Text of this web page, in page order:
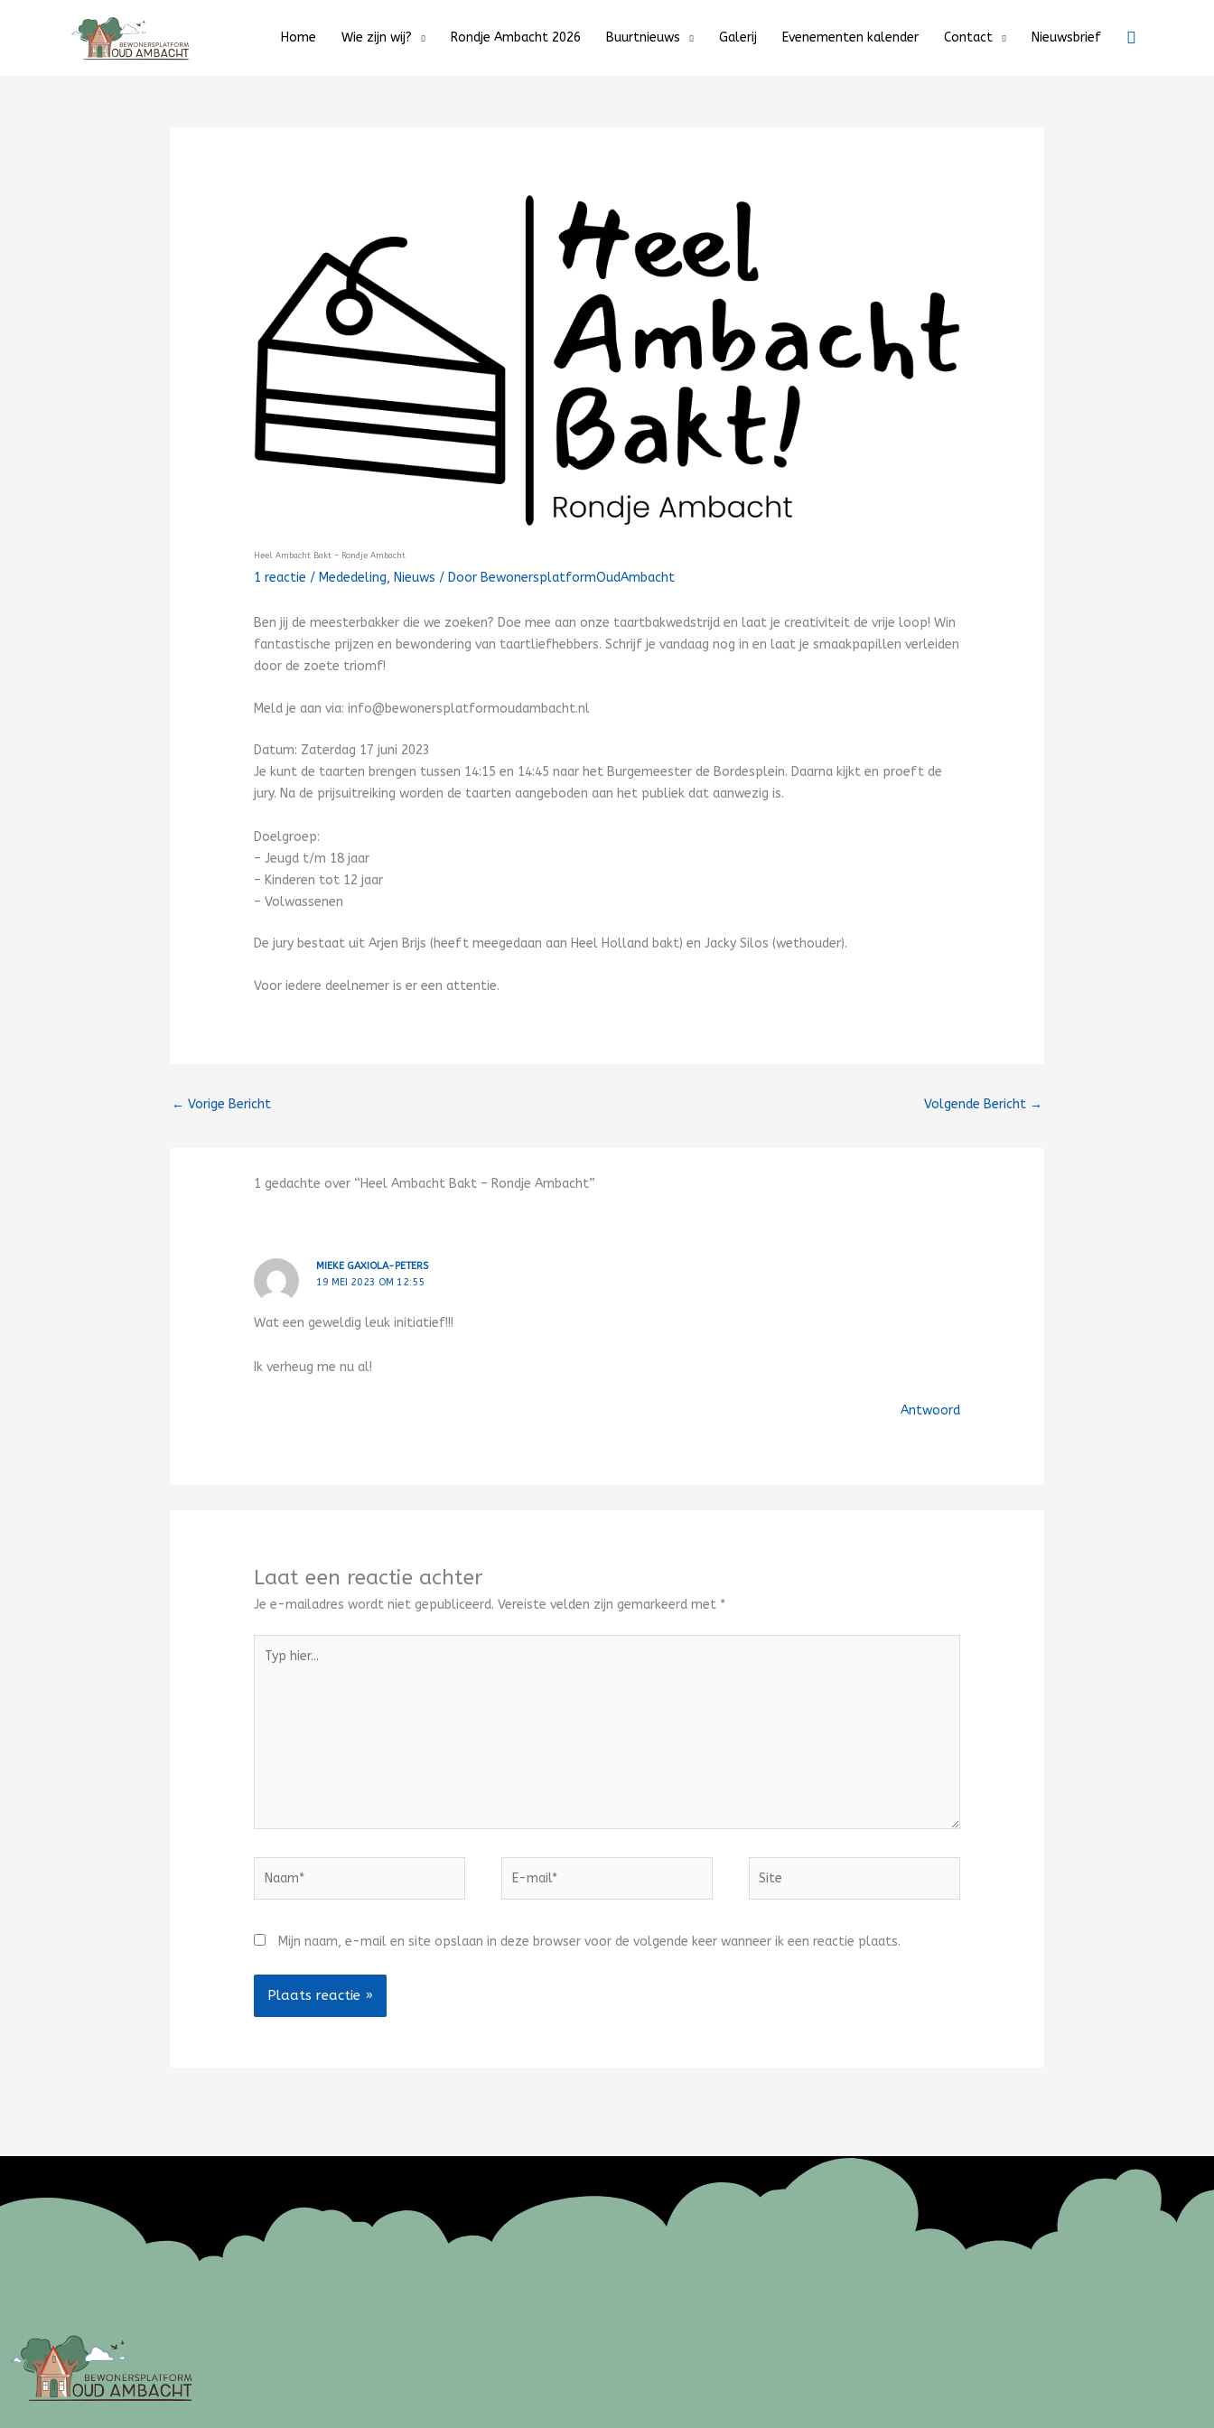
Home Wie zijn wij? Rondje Ambacht 2026 Buurtnieuws Galerij Evenementen kalender Contact Nieuwsbrief Zoeken
Heel Ambacht Bakt – Rondje Ambacht
1 reactie / Mededeling, Nieuws / Door BewonersplatformOudAmbacht
Ben jij de meesterbakker die we zoeken? Doe mee aan onze taartbakwedstrijd en laat je creativiteit de vrije loop! Win
fantastische prijzen en bewondering van taartliefhebbers. Schrijf je vandaag nog in en laat je smaakpapillen verleiden
door de zoete triomf!
Meld je aan via: info@bewonersplatformoudambacht.nl
Datum: Zaterdag 17 juni 2023
Je kunt de taarten brengen tussen 14:15 en 14:45 naar het Burgemeester de Bordesplein. Daarna kijkt en proeft de
jury. Na de prijsuitreiking worden de taarten aangeboden aan het publiek dat aanwezig is.
Doelgroep:
– Jeugd t/m 18 jaar
– Kinderen tot 12 jaar
– Volwassenen
De jury bestaat uit Arjen Brijs (heeft meegedaan aan Heel Holland bakt) en Jacky Silos (wethouder).
Voor iedere deelnemer is er een attentie.
← Vorige Bericht Volgende Bericht →
1 gedachte over “Heel Ambacht Bakt – Rondje Ambacht”
MIEKE GAXIOLA-PETERS
19 MEI 2023 OM 12:55
Wat een geweldig leuk initiatief!!!
Ik verheug me nu al!
Antwoord
Laat een reactie achter
Je e-mailadres wordt niet gepubliceerd. Vereiste velden zijn gemarkeerd met *
hier...
Mijn naam, e-mail en site opslaan in deze browser voor de volgende keer wanneer ik een reactie plaats.